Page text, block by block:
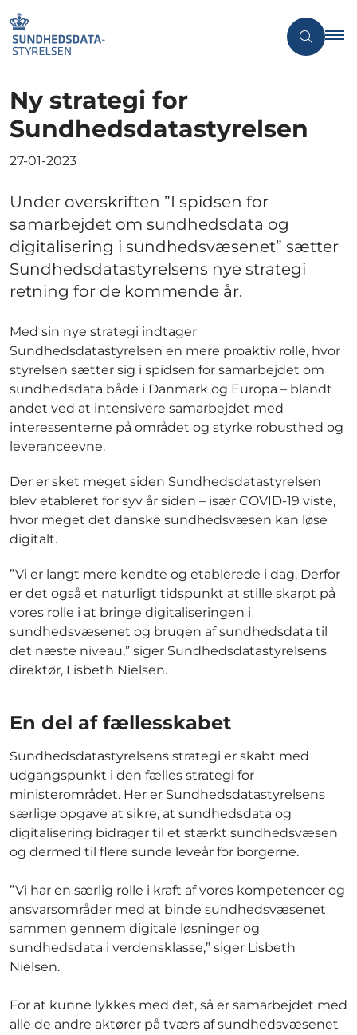
Ny strategi for
Sundhedsdatastyrelsen
27-01-2023
Under overskriften ”I spidsen for
samarbejdet om sundhedsdata og
digitalisering i sundhedsvæsenet” sætter
Sundhedsdatastyrelsens nye strategi
retning for de kommende år.
Med sin nye strategi indtager
Sundhedsdatastyrelsen en mere proaktiv rolle, hvor
styrelsen sætter sig i spidsen for samarbejdet om
sundhedsdata både i Danmark og Europa – blandt
andet ved at intensivere samarbejdet med
interessenterne på området og styrke robusthed og
leveranceevne.
Der er sket meget siden Sundhedsdatastyrelsen
blev etableret for syv år siden – især COVID-19 viste,
hvor meget det danske sundhedsvæsen kan løse
digitalt.
”Vi er langt mere kendte og etablerede i dag. Derfor
er det også et naturligt tidspunkt at stille skarpt på
vores rolle i at bringe digitaliseringen i
sundhedsvæsenet og brugen af sundhedsdata til
det næste niveau,” siger Sundhedsdatastyrelsens
direktør, Lisbeth Nielsen.
En del af fællesskabet
Sundhedsdatastyrelsens strategi er skabt med
udgangspunkt i den fælles strategi for
ministerområdet. Her er Sundhedsdatastyrelsens
særlige opgave at sikre, at sundhedsdata og
digitalisering bidrager til et stærkt sundhedsvæsen
og dermed til flere sunde leveår for borgerne.
”Vi har en særlig rolle i kraft af vores kompetencer og
ansvarsområder med at binde sundhedsvæsenet
sammen gennem digitale løsninger og
sundhedsdata i verdensklasse,” siger Lisbeth
Nielsen.
For at kunne lykkes med det, så er samarbejdet med
alle de andre aktører på tværs af sundhedsvæsenet